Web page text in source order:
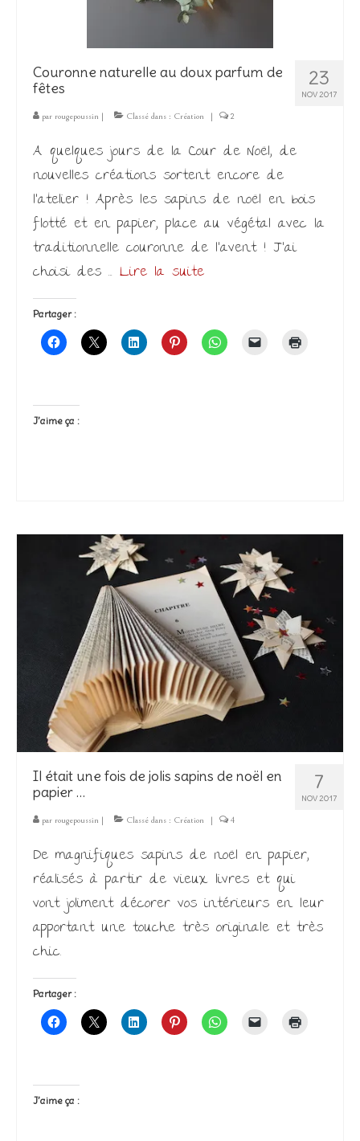
23
NOV 2017
Couronne naturelle au doux parfum de
fêtes
par rougepoussin | Classé dans : Création | 2
A quelques jours de la Cour de Noël, de
nouvelles créations sortent encore de
l’atelier ! Après les sapins de noël en bois
flotté et en papier, place au végétal avec la
traditionnelle couronne de l’avent ! J’ai
choisi des … Lire la suite­­
Partager :
J’aime ça :
7
NOV 2017
Il était une fois de jolis sapins de noël en
papier …
par rougepoussin | Classé dans : Création | 4
De magnifiques sapins de noël en papier,
réalisés à partir de vieux livres et qui
vont joliment décorer vos intérieurs en leur
apportant une touche très originale et très
chic.
Partager :
J’aime ça :